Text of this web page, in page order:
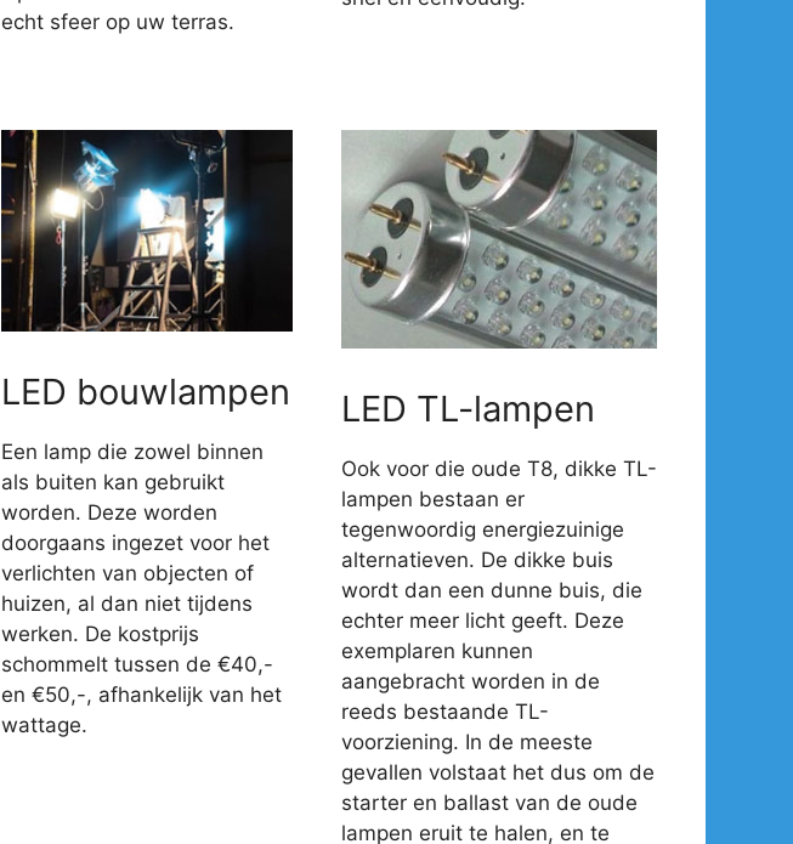
echt sfeer op uw terras.
LED bouwlampen
Een lamp die zowel binnen
als buiten kan gebruikt
worden. Deze worden
doorgaans ingezet voor het
verlichten van objecten of
huizen, al dan niet tijdens
werken. De kostprijs
schommelt tussen de €40,-
en €50,-, afhankelijk van het
wattage.
LED TL-lampen
Ook voor die oude T8, dikke TL-
lampen bestaan er
tegenwoordig energiezuinige
alternatieven. De dikke buis
wordt dan een dunne buis, die
echter meer licht geeft. Deze
exemplaren kunnen
aangebracht worden in de
reeds bestaande TL-
voorziening. In de meeste
gevallen volstaat het dus om de
starter en ballast van de oude
lampen eruit te halen, en te